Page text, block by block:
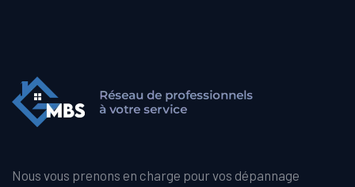
Nous vous prenons en charge pour vos dépannage